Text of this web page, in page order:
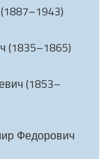
(1835–1865)
(1853–
Федорович